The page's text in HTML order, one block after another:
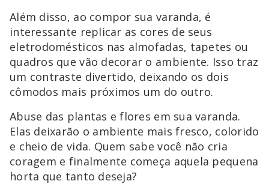
Além disso, ao compor sua varanda, é
interessante replicar as cores de seus
eletrodomésticos nas almofadas, tapetes ou
quadros que vão decorar o ambiente. Isso traz
um contraste divertido, deixando os dois
cômodos mais próximos um do outro.
Abuse das plantas e flores em sua varanda.
Elas deixarão o ambiente mais fresco, colorido
e cheio de vida. Quem sabe você não cria
coragem e finalmente começa aquela pequena
horta que tanto deseja?